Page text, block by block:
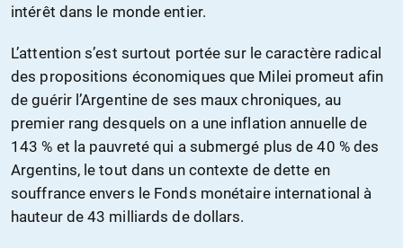
intérêt dans le monde entier.
L’attention s’est surtout portée sur le caractère radical
des propositions économiques que Milei promeut afin
de guérir l’Argentine de ses maux chroniques, au
premier rang desquels on a une inflation annuelle de
143 % et la pauvreté qui a submergé plus de 40 % des
Argentins, le tout dans un contexte de dette en
souffrance envers le Fonds monétaire international à
hauteur de 43 milliards de dollars.